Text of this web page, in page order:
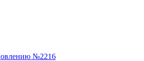
№2216